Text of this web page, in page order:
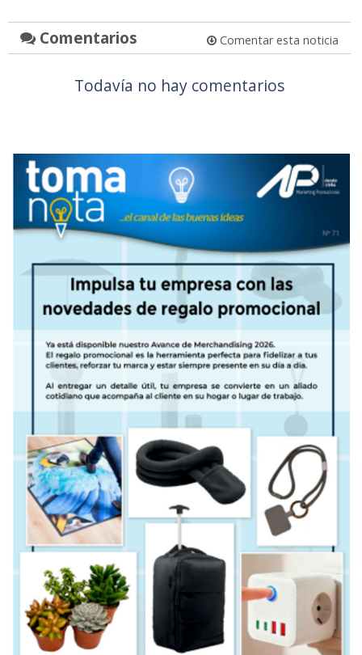
Comentarios Comentar esta noticia
Todavía no hay comentarios